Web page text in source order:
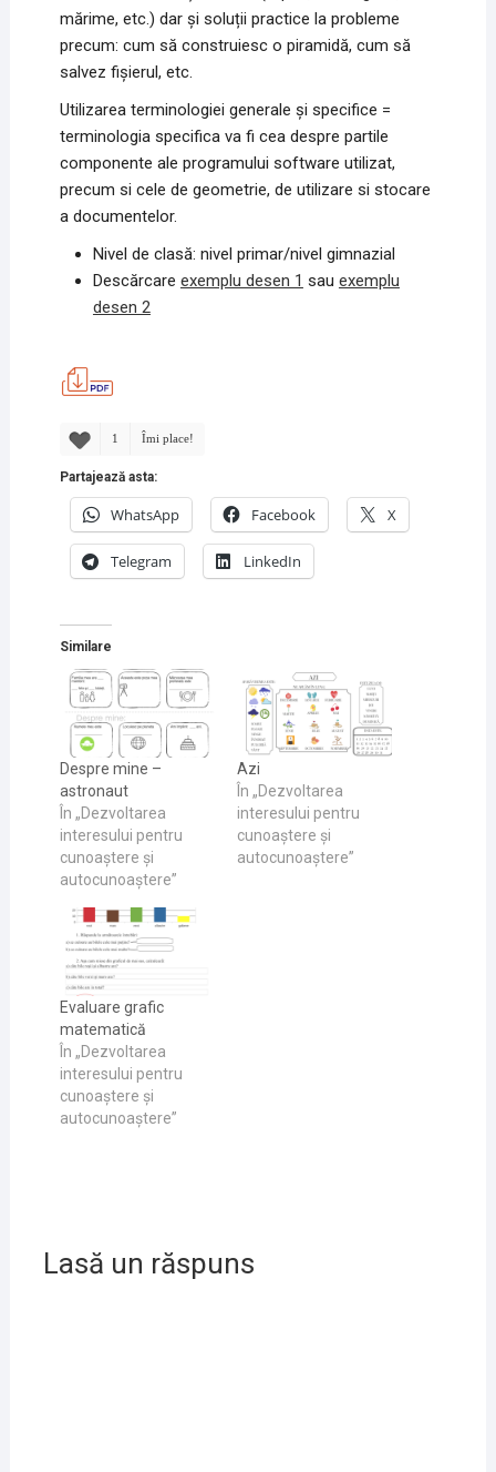
mărime, etc.) dar și soluții practice la probleme
precum: cum să construiesc o piramidă, cum să
salvez fișierul, etc.
Utilizarea terminologiei generale și specifice =
terminologia specifica va fi cea despre partile
componente ale programului software utilizat,
precum si cele de geometrie, de utilizare si stocare
a documentelor.
Nivel de clasă: nivel primar/nivel gimnazial
Descărcare exemplu desen 1 sau exemplu
desen 2
1 Îmi place!
Partajează asta:
WhatsApp Facebook X
Telegram LinkedIn
Similare
Despre mine –
astronaut
În „Dezvoltarea
interesului pentru
cunoaştere și
autocunoaştere”
Azi
În „Dezvoltarea
interesului pentru
cunoaştere și
autocunoaştere”
Evaluare grafic
matematică
În „Dezvoltarea
interesului pentru
cunoaştere și
autocunoaştere”
Lasă un răspuns